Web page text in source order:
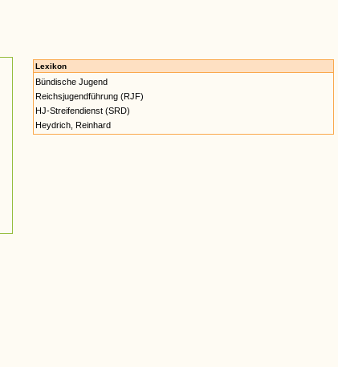
Lexikon
Bündische Jugend
Reichsjugendführung (RJF)
HJ-Streifendienst (SRD)
Heydrich, Reinhard